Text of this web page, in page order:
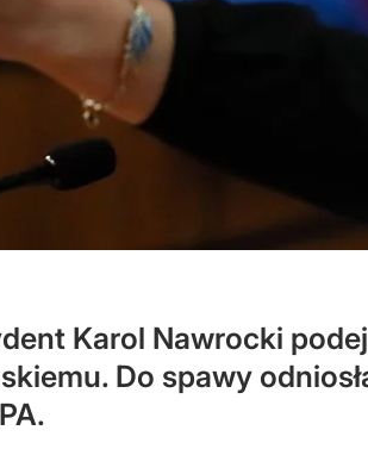
Karol Nawrocki
Do spawy